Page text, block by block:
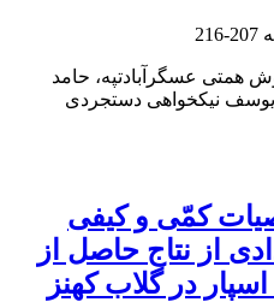
207-216
همتی عسگرآبادتپه، حامد
یوسف نیکخواهی دستجردی
کمّی و کیفی
از نتاج حاصل از
در گلاب کهنز